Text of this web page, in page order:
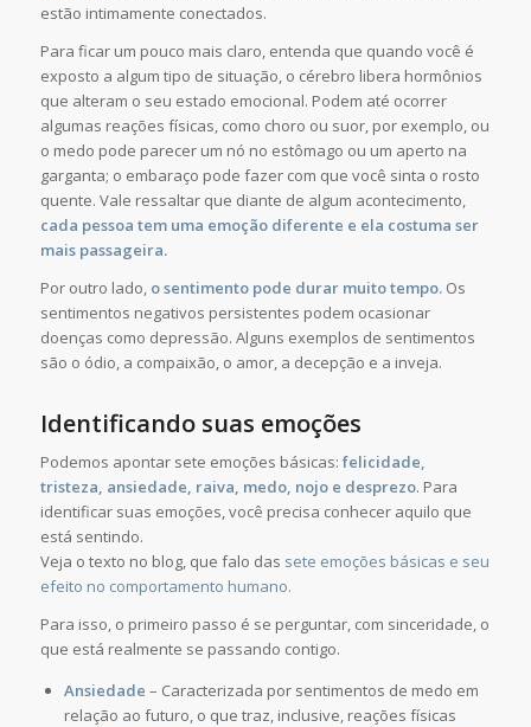
estão intimamente conectados.
Para ficar um pouco mais claro, entenda que quando você é
exposto a algum tipo de situação, o cérebro libera hormônios
que alteram o seu estado emocional. Podem até ocorrer
algumas reações físicas, como choro ou suor, por exemplo, ou
o medo pode parecer um nó no estômago ou um aperto na
garganta; o embaraço pode fazer com que você sinta o rosto
quente. Vale ressaltar que diante de algum acontecimento,
cada pessoa tem uma emoção diferente e ela costuma ser
mais passageira.
Por outro lado, o sentimento pode durar muito tempo.Os
sentimentos negativos persistentes podem ocasionar
doenças como depressão. Alguns exemplos de sentimentos
são o ódio, a compaixão, o amor, a decepção e a inveja.
Identificando suas emoções
Podemos apontar sete emoções básicas: felicidade,
tristeza, ansiedade, raiva, medo, nojo e desprezo. Para
identificar suas emoções, você precisa conhecer aquilo que
está sentindo.
Veja o texto no blog, que falo das sete emoções básicas e seu
efeito no comportamento humano.
Para isso, o primeiro passo é se perguntar, com sinceridade, o
que está realmente se passando contigo.
Ansiedade – Caracterizada por sentimentos de medo em
relação ao futuro, o que traz, inclusive, reações físicas